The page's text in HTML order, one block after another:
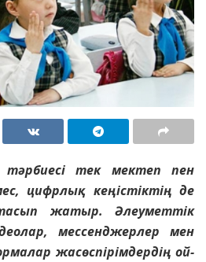
тәрбиесі тек мектеп пен
цифрлық кеңістіктің де
жатыр. Әлеуметтік
мессенджерлер мен
жасөспірімдердің ой-